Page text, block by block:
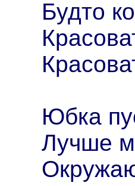
Будто
Юбка
Лучше